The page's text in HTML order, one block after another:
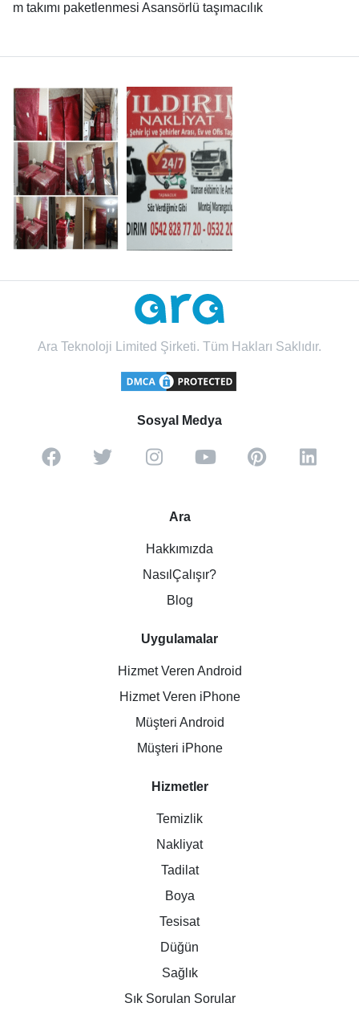
m takımı paketlenmesi Asansörlü taşımacılık
Ara Teknoloji Limited Şirketi. Tüm Hakları Saklıdır.
Sosyal Medya
Ara
Hakkımızda
NasılÇalışır?
Blog
Uygulamalar
Hizmet Veren Android
Hizmet Veren iPhone
Müşteri Android
Müşteri iPhone
Hizmetler
Temizlik
Nakliyat
Tadilat
Boya
Tesisat
Düğün
Sağlık
Sık Sorulan Sorular